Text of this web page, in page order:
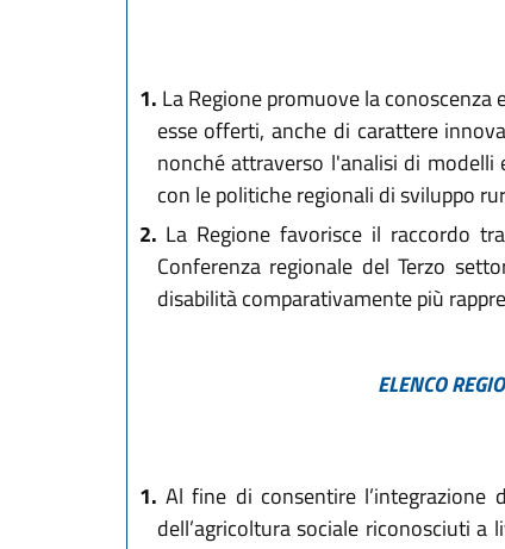
1. La Regione promuove la
esse offerti, anche di carattere
nonché attraverso l'analisi di
con le politiche regionali di sviluppo
2. La Regione favorisce il raccordo
Conferenza regionale del Terzo
disabilità comparativamente più
ELENCO
1. Al fine di consentire
dell’agricoltura sociale riconosciuti a